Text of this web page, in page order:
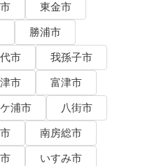
東金市
勝浦市
市
我孫子市
市
富津市
浦市
八街市
南房総市
いすみ市